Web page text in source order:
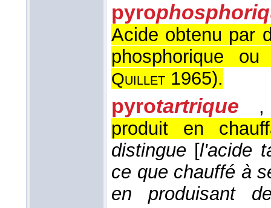
pyro
Acide obtenu par
phosphorique
Quillet 1965).
pyrotartrique
,
produit en
distingue [l'acide
ce que chauffé à
en produisant